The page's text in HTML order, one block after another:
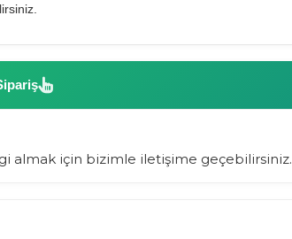
almak için bizimle iletişime geçebilirsiniz.